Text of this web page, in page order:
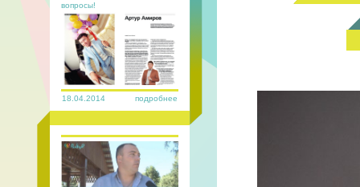
18.04.2014 подробнее
вопросы!